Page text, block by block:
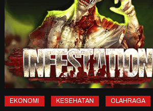
EKONOMI KESEHATAN OLAHRAGA